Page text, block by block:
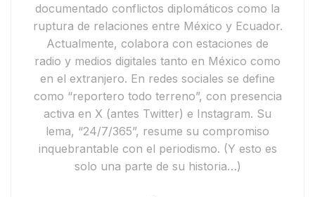
documentado conflictos diplomáticos como la
ruptura de relaciones entre México y Ecuador.
Actualmente, colabora con estaciones de
radio y medios digitales tanto en México como
en el extranjero. En redes sociales se define
como “reportero todo terreno”, con presencia
activa en X (antes Twitter) e Instagram. Su
lema, “24/7/365”, resume su compromiso
inquebrantable con el periodismo. (Y esto es
solo una parte de su historia…)